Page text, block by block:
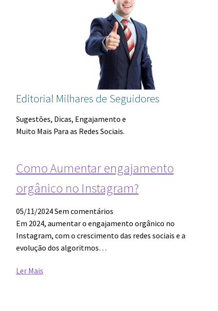
Editorial Milhares de Seguidores
Sugestões, Dicas, Engajamento e
Muito Mais Para as Redes Sociais.
Como Aumentar engajamento
orgânico no Instagram?
05/11/2024Sem comentários
Em 2024, aumentar o engajamento orgânico no
Instagram, com o crescimento das redes sociais e a
evolução dos algoritmos…
Ler Mais